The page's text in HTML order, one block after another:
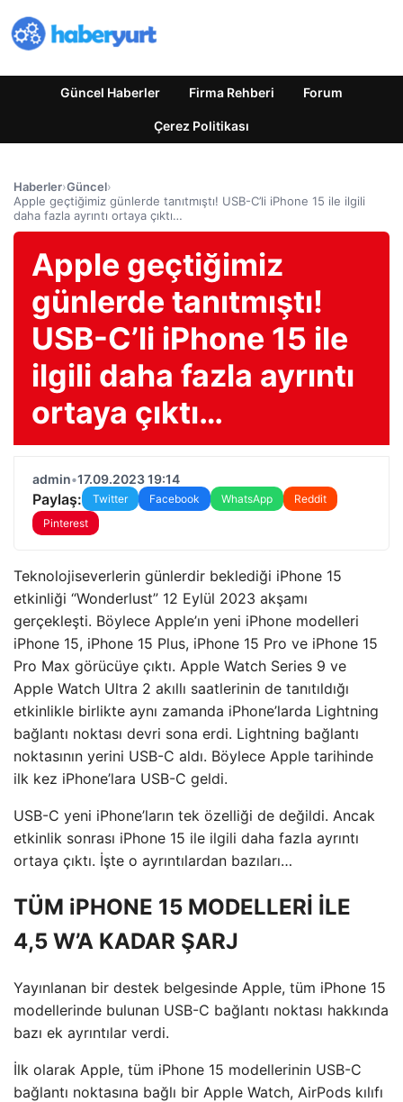
Güncel Haberler Firma Rehberi Forum
Çerez Politikası
Haberler›Güncel›
Apple geçtiğimiz günlerde tanıtmıştı! USB-C’li iPhone 15 ile ilgili
daha fazla ayrıntı ortaya çıktı…
Apple geçtiğimiz
günlerde tanıtmıştı!
USB-C’li iPhone 15 ile
ilgili daha fazla ayrıntı
ortaya çıktı…
admin•17.09.2023 19:14
Paylaş: Twitter Facebook WhatsApp
Reddit
Pinterest
Teknolojiseverlerin günlerdir beklediği iPhone 15
etkinliği “Wonderlust” 12 Eylül 2023 akşamı
gerçekleşti. Böylece Apple’ın yeni iPhone modelleri
iPhone 15, iPhone 15 Plus, iPhone 15 Pro ve iPhone 15
Pro Max görücüye çıktı. Apple Watch Series 9 ve
Apple Watch Ultra 2 akıllı saatlerinin de tanıtıldığı
etkinlikle birlikte aynı zamanda iPhone’larda Lightning
bağlantı noktası devri sona erdi. Lightning bağlantı
noktasının yerini USB-C aldı. Böylece Apple tarihinde
ilk kez iPhone’lara USB-C geldi.
USB-C yeni iPhone’ların tek özelliği de değildi. Ancak
etkinlik sonrası iPhone 15 ile ilgili daha fazla ayrıntı
ortaya çıktı. İşte o ayrıntılardan bazıları…
TÜM iPHONE 15 MODELLERİ İLE
4,5 W’A KADAR ŞARJ
Yayınlanan bir destek belgesinde Apple, tüm iPhone 15
modellerinde bulunan USB-C bağlantı noktası hakkında
bazı ek ayrıntılar verdi.
İlk olarak Apple, tüm iPhone 15 modellerinin USB-C
bağlantı noktasına bağlı bir Apple Watch, AirPods kılıfı